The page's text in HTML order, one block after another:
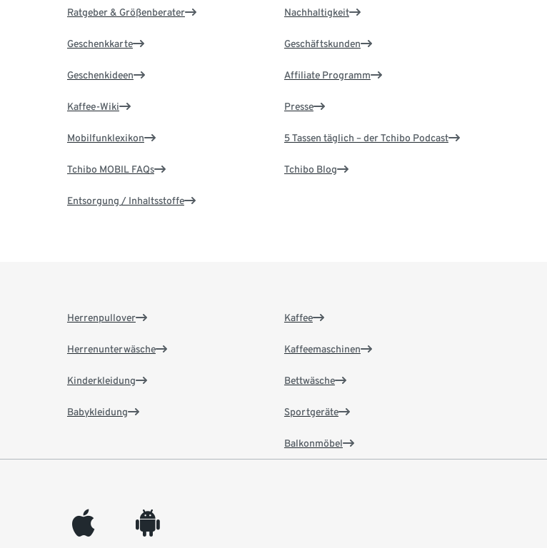
Ratgeber & Größenberater
Geschenkkarte
Geschenkideen
Kaffee-Wiki
Mobilfunklexikon
Tchibo MOBIL FAQs
Entsorgung / Inhaltsstoffe
Nachhaltigkeit
Geschäftskunden
Affiliate Programm
Presse
5 Tassen täglich – der Tchibo Podcast
Tchibo Blog
Herrenpullover
Herrenunterwäsche
Kinderkleidung
Babykleidung
Kaffee
Kaffeemaschinen
Bettwäsche
Sportgeräte
Balkonmöbel
appleinc android